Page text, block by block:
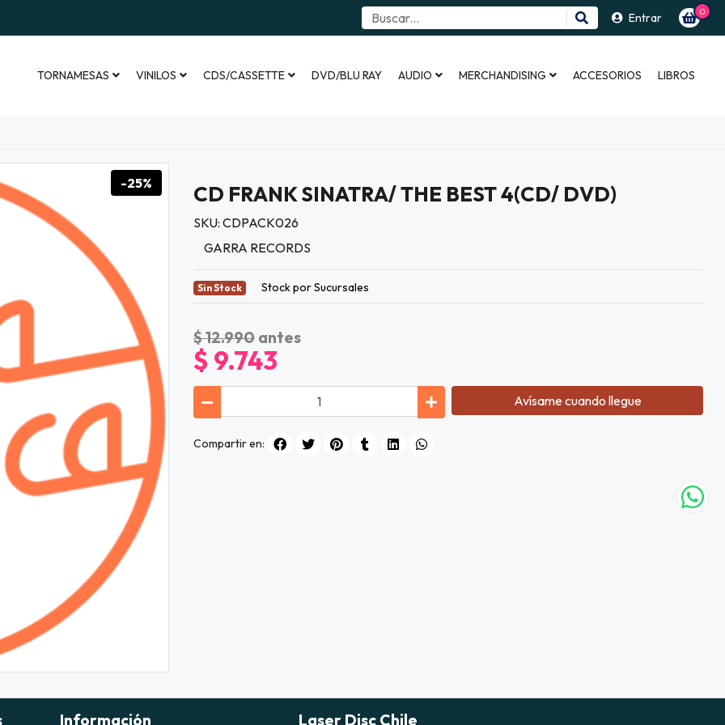
Entrar 0
TORNAMESAS VINILOS CDS/CASSETTE DVD/BLU RAY AUDIO MERCHANDISING ACCESORIOS LIBROS
-25% CD FRANK SINATRA/ THE BEST 4(CD/ DVD)
SKU: CDPACK026
GARRA RECORDS
Sin Stock Stock por Sucursales
$ 12.990 antes
$ 9.743
Avísame cuando llegue
Compartir en:
Información Laser Disc Chile